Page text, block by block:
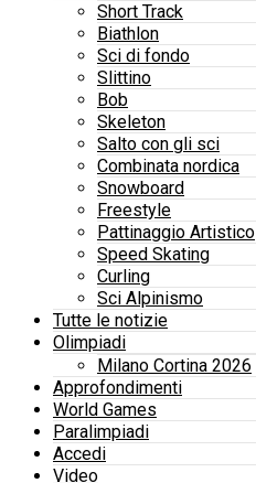
Short Track
Biathlon
Sci di fondo
Slittino
Bob
Skeleton
Salto con gli sci
Combinata nordica
Snowboard
Freestyle
Pattinaggio Artistico
Speed Skating
Curling
Sci Alpinismo
Tutte le notizie
Olimpiadi
Milano Cortina 2026
Approfondimenti
World Games
Paralimpiadi
Accedi
Video